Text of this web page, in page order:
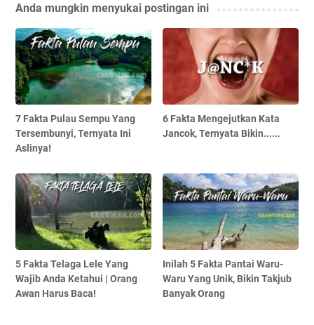
Anda mungkin menyukai postingan ini
7 Fakta Pulau Sempu Yang
Tersembunyi, Ternyata Ini
Aslinya!
6 Fakta Mengejutkan Kata
Jancok, Ternyata Bikin......
5 Fakta Telaga Lele Yang
Wajib Anda Ketahui | Orang
Awan Harus Baca!
Inilah 5 Fakta Pantai Waru-
Waru Yang Unik, Bikin Takjub
Banyak Orang